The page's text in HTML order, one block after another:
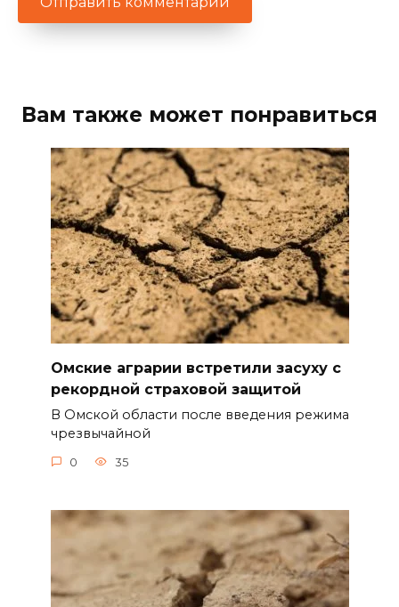
Вам также может понравиться
Омские аграрии встретили засуху с
рекордной страховой защитой
В Омской области после введения режима
чрезвычайной
0 35